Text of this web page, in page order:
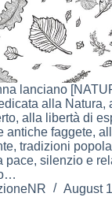
lanciano
alla Natura,
alla libertà di
antiche faggete,
tradizioni
pace, silenzio e
August